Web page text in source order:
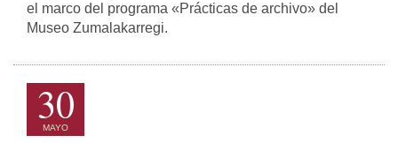
el marco del programa «Prácticas de archivo» del
Museo Zumalakarregi.
30
MAYO